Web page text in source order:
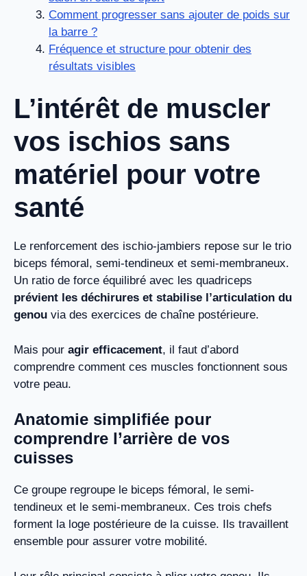
Comment progresser sans ajouter de poids sur
la barre ?
Fréquence et structure pour obtenir des
résultats visibles
L’intérêt de muscler
vos ischios sans
matériel pour votre
santé
Le renforcement des ischio-jambiers repose sur le trio
biceps fémoral, semi-tendineux et semi-membraneux.
Un ratio de force équilibré avec les quadriceps
prévient les déchirures et stabilise l’articulation du
genou via des exercices de chaîne postérieure.
Mais pour agir efficacement, il faut d’abord
comprendre comment ces muscles fonctionnent sous
votre peau.
Anatomie simplifiée pour
comprendre l’arrière de vos
cuisses
Ce groupe regroupe le biceps fémoral, le semi-
tendineux et le semi-membraneux. Ces trois chefs
forment la loge postérieure de la cuisse. Ils travaillent
ensemble pour assurer votre mobilité.